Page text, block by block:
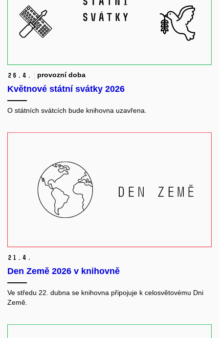
26. 4. provozní doba
Květnové státní svátky 2026
O státních svátcích bude knihovna uzavřena.
21. 4.
Den Země 2026 v knihovně
Ve středu 22. dubna se knihovna připojuje k celosvětovému Dni
Země.